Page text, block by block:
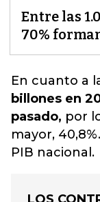
Entre las
70%
En cuanto a
billones en
pasado, por
mayor, 40,8%.
PIB nacional.